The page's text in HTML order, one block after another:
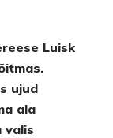
Luisk
ujud
ala
valis